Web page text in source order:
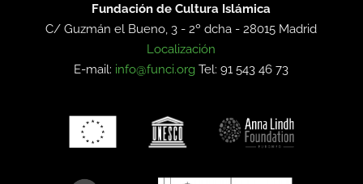
Fundación de Cultura Islámica
C/ Guzmán el Bueno, 3 - 2º dcha -28015 Madrid
Localización
E-mail: info@funci.org Tel: 91 543 46 73